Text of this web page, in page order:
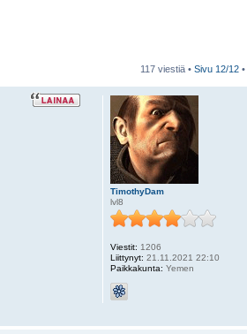
117 viestiä • Sivu 12/12 •
TimothyDam
lvl8
Viestit: 1206
Liittynyt: 21.11.2021 22:10
Paikkakunta: Yemen